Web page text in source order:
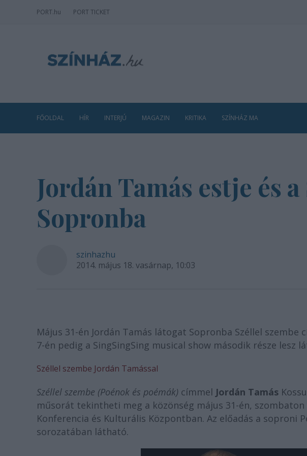
PORT.hu PORT TICKET
FŐOLDAL HÍR INTERJÚ MAGAZIN KRITIKA SZÍNHÁZ MA
Jordán Tamás estje és
Sopronba
szinhazhu
2014. május 18. vasárnap, 10:03
Május 31-én Jordán Tamás látogat Sopronba Széllel szembe
7-én pedig a SingSingSing musical show második része lesz
Széllel szembe Jordán Tamással
Széllel szembe (Poénok és poémák) címmel Jordán Tamás
műsorát tekintheti meg a közönség május 31-én,
Konferencia és Kulturális Központban. Az előadás a soproni
sorozatában látható.